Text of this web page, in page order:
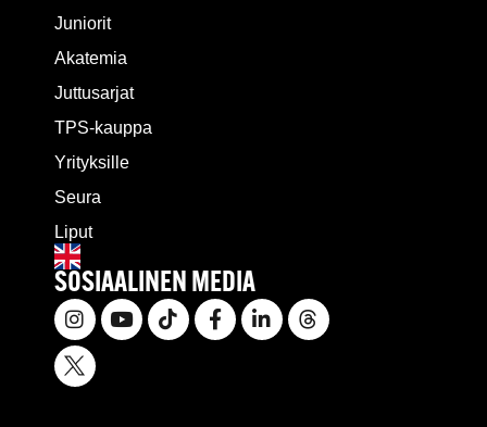
Juniorit
Akatemia
Juttusarjat
TPS-kauppa
Yrityksille
Seura
Liput
SOSIAALINEN MEDIA